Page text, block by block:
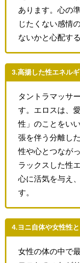
あります。心の
じたくない感情
ないかと心配す
3.高揚した性エネル
タントラマッサ
す。エロスは、
性」のことをい
張を伴う分離し
性や心とつなが
ラックスした性
心に活気を与え
す。
4.ヨニ自体や女性性
女性の体の中で